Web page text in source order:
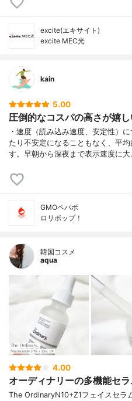
excite(エキサイト)
excite MEC光
kain
5.00
圧倒的なコスパの高さが嬉
・速度（読み込み速度、安定性）
たり不安定になることもなく、平
す。早朝から深夜まで表示速度に
GMOペパボ
ロリポップ！
韓国コスメ
aqua
4.00
オーディナリーの多機能セ
The OrdinaryN10+Z1フェイスセラ